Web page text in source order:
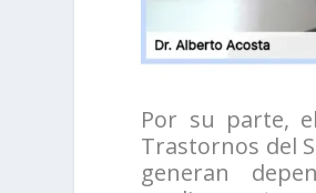
Por su parte,
Trastornos del
generan